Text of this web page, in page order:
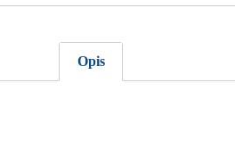
Opis